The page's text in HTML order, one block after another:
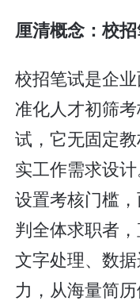
厘清概念：校
校招笔试是企
准化人才初筛
试，它无固定
实工作需求设
设置考核门槛
判全体求职者，
文字处理、数
力，从海量简